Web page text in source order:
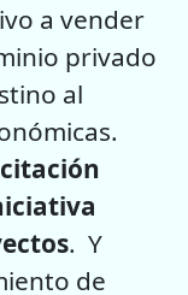
a vender
privado
al
. Y
de